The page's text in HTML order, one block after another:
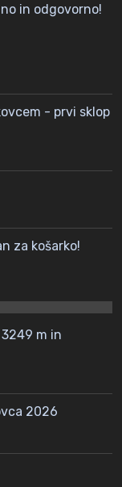
in odgovorno!
- prvi sklop
za košarko!
m in
2026